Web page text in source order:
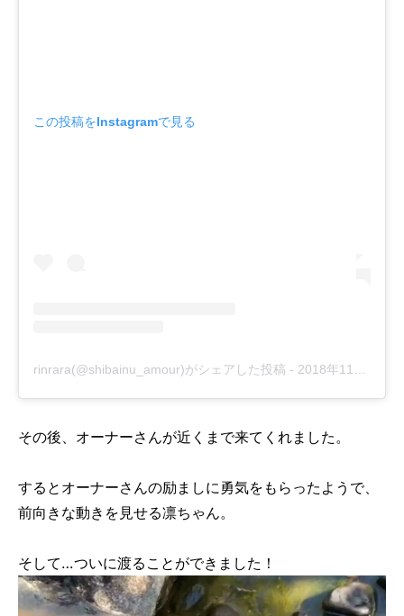
この投稿をInstagramで見る
rinrara(@shibainu_amour)がシェアした投稿 - 2018年11月月24日午前4時53分PST
その後、オーナーさんが近くまで来てくれました。
するとオーナーさんの励ましに勇気をもらったようで、
前向きな動きを見せる凛ちゃん。
そして…ついに渡ることができました！